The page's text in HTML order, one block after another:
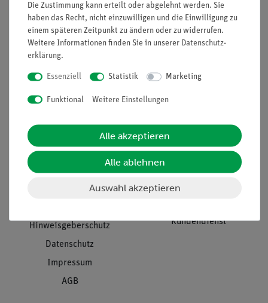
Nach oben
Informationen
Projekte und Lösungen
Stellenangebote
Hinweisgeberschutz
Datenschutz
Impressum
AGB
Übersicht Service
Beratung & Showroom
Inventarisierungs- &
Einräumservice
Kundendienst
Die Zustimmung kann erteilt oder abgelehnt werden. Sie
haben das Recht, nicht einzuwilligen und die Einwilligung zu
einem späteren Zeitpunkt zu ändern oder zu widerrufen.
Weitere Informationen finden Sie in unserer Daten­schutz­
erklärung.
Essenziell Statistik Marketing
Funktional Weitere Einstellungen
Alle akzeptieren
Alle ablehnen
Auswahl akzeptieren